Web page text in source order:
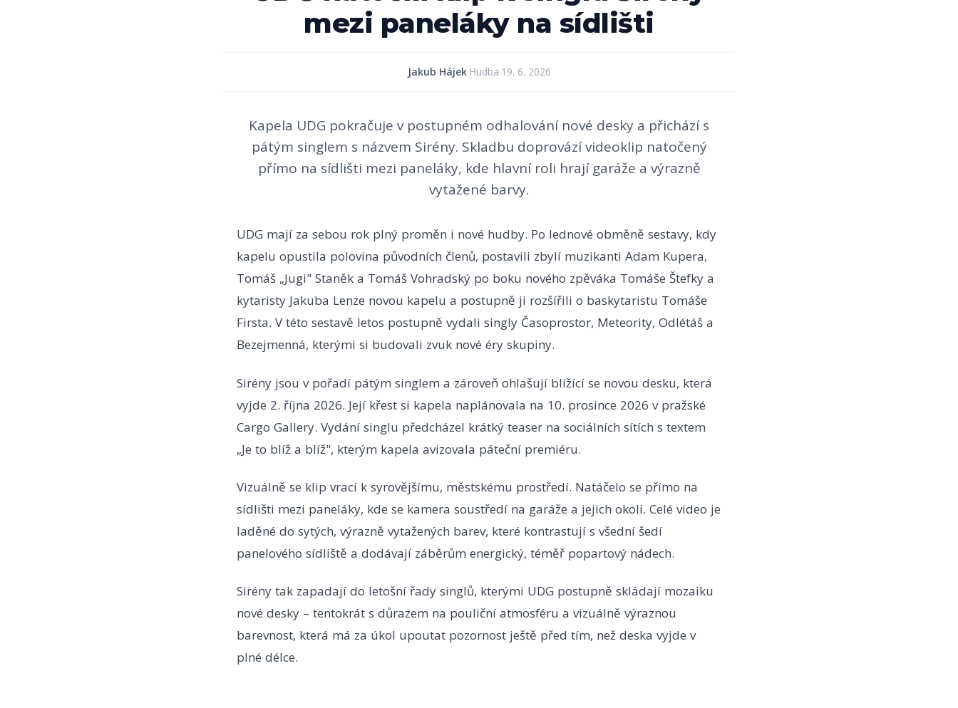
mezi paneláky na sídlišti
Jakub Hájek· Hudba 19. 6. 2026
Kapela UDG pokračuje v postupném odhalování nové desky a přichází s
pátým singlem s názvem Sirény. Skladbu doprovází videoklip natočený
přímo na sídlišti mezi paneláky, kde hlavní roli hrají garáže a výrazně
vytažené barvy.
UDG mají za sebou rok plný proměn i nové hudby. Po lednové obměně sestavy, kdy
kapelu opustila polovina původních členů, postavili zbylí muzikanti Adam Kupera,
Tomáš „Jugi" Staněk a Tomáš Vohradský po boku nového zpěváka Tomáše Štefky a
kytaristy Jakuba Lenze novou kapelu a postupně ji rozšířili o baskytaristu Tomáše
Firsta. V této sestavě letos postupně vydali singly Časoprostor, Meteority, Odlétáš a
Bezejmenná, kterými si budovali zvuk nové éry skupiny.
Sirény jsou v pořadí pátým singlem a zároveň ohlašují blížící se novou desku, která
vyjde 2. října 2026. Její křest si kapela naplánovala na 10. prosince 2026 v pražské
Cargo Gallery. Vydání singlu předcházel krátký teaser na sociálních sítích s textem
„Je to blíž a blíž", kterým kapela avizovala páteční premiéru.
Vizuálně se klip vrací k syrovějšímu, městskému prostředí. Natáčelo se přímo na
sídlišti mezi paneláky, kde se kamera soustředí na garáže a jejich okolí. Celé video je
laděné do sytých, výrazně vytažených barev, které kontrastují s všední šedí
panelového sídliště a dodávají záběrům energický, téměř popartový nádech.
Sirény tak zapadají do letošní řady singlů, kterými UDG postupně skládají mozaiku
nové desky – tentokrát s důrazem na pouliční atmosféru a vizuálně výraznou
barevnost, která má za úkol upoutat pozornost ještě před tím, než deska vyjde v
plné délce.